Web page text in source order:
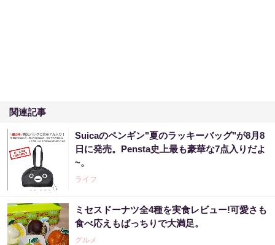
関連記事
Suicaのペンギン"夏のラッキーバッグ"が8月8
日に発売。Pensta史上最も豪華な7点入りだよ
~。
ライフ
ミセスドーナツ全4種を実食レビュー!可愛さも
食べ応えもばっちりで大満足。
グルメ